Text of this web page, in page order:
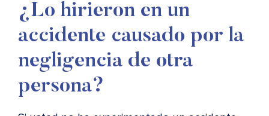
¿Lo hirieron en un
accidente causado por la
negligencia de otra
persona?